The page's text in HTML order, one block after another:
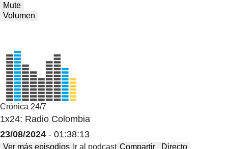
Mute
Volumen
Crónica 24/7
1x24: Radio Colombia
23/08/2024 - 01:38:13
Ver más episodios Ir al podcast Compartir Directo